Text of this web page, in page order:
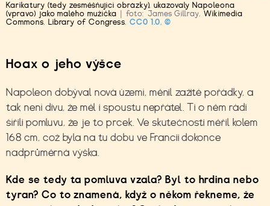
Karikatury (tedy zesměšňující obrázky), ukazovaly Napoleona
(vpravo) jako malého mužíčka | foto: James Gillray,Wikimedia
Commons, Library of Congress, CC0 1.0,©
Hoax o jeho výšce
Napoleon dobýval nová území, měnil zažité pořádky, a
tak není divu, že měl i spoustu nepřátel. Ti o něm rádi
šířili pomluvu, že je to prcek. Ve skutečnosti měřil kolem
168 cm, což byla na tu dobu ve Francii dokonce
nadprůměrná výška.
Kde se tedy ta pomluva vzala? Byl to hrdina nebo
tyran? Co to znamená, když o někom řekneme, že